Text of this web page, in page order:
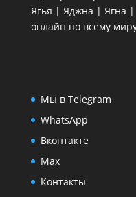
Ягья | Яджна | Ягна |
онлайн по всему
Мы в Telegram
WhatsApp
Вконтакте
Max
Контакты